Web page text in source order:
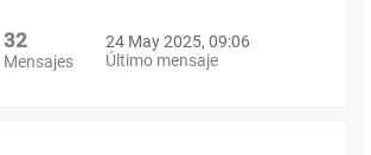
32
Mensajes
24 May 2025, 09:06
Último mensaje